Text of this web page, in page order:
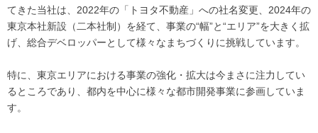
てきた当社は、2022年の「トヨタ不動産」への社名変更、2024年の
東京本社新設（二本社制）を経て、事業の“幅”と“エリア”を大きく拡
げ、総合デベロッパーとして様々なまちづくりに挑戦しています。
特に、東京エリアにおける事業の強化・拡大は今まさに注力してい
るところであり、都内を中心に様々な都市開発事業に参画していま
す。